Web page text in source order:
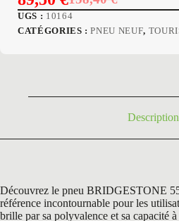
Le
prix
Le
prix
UGS : 10164
CATÉGORIES :PNEU NEUF,
Description
Découvrez le pneu BRIDGESTONE
référence incontournable pour les
brille par sa polyvalence et sa capacité